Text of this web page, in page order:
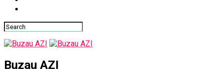
Buzau AZI